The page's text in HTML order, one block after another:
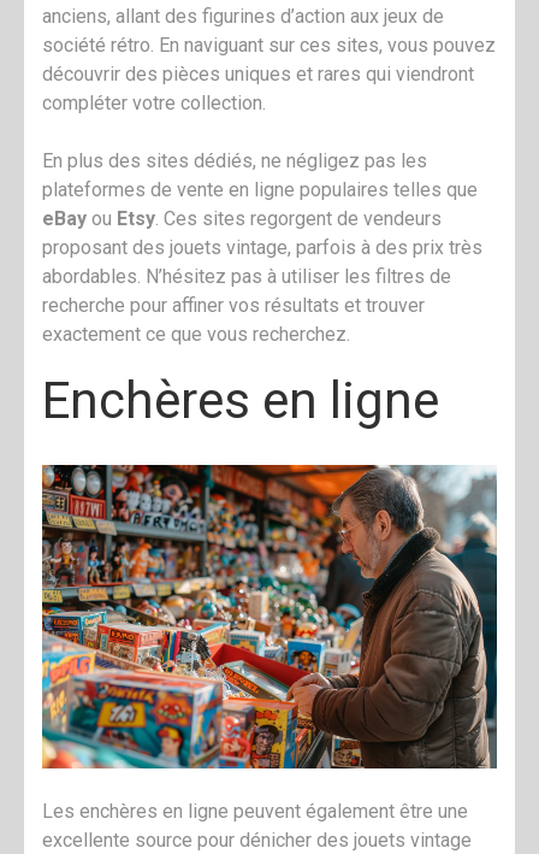
anciens, allant des figurines d’action aux jeux de
société rétro. En naviguant sur ces sites, vous pouvez
découvrir des pièces uniques et rares qui viendront
compléter votre collection.
En plus des sites dédiés, ne négligez pas les
plateformes de vente en ligne populaires telles que
eBay ou Etsy . Ces sites regorgent de vendeurs
proposant des jouets vintage, parfois à des prix très
abordables. N’hésitez pas à utiliser les filtres de
recherche pour affiner vos résultats et trouver
exactement ce que vous recherchez.
Enchères en ligne
Les enchères en ligne peuvent également être une
excellente source pour dénicher des jouets vintage